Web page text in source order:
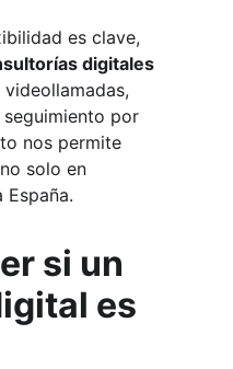
es clave,
digitales
por
nos permite
solo en
España.
si un
es